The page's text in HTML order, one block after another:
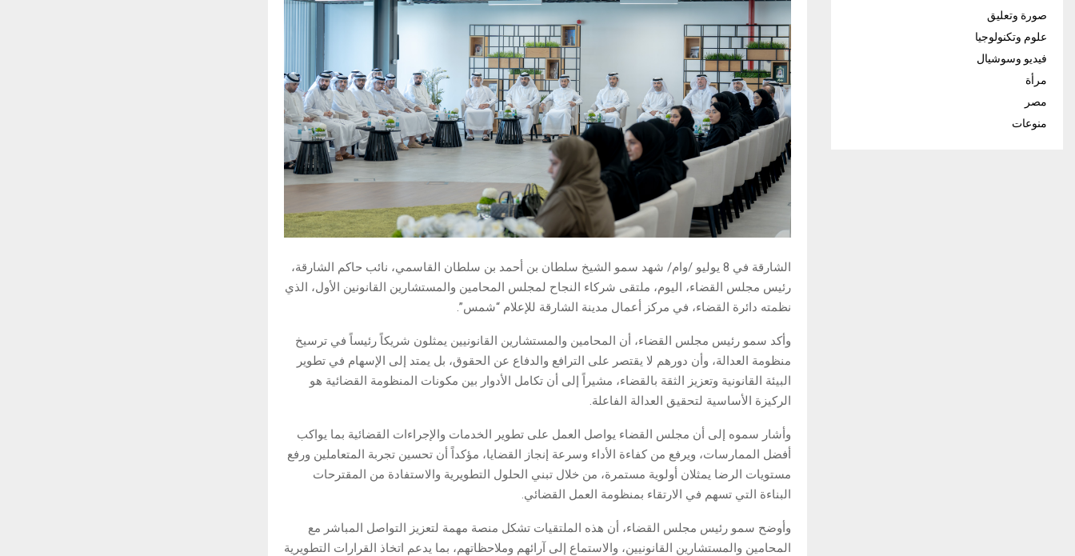
الشارقة في 8 يوليو /وام/ شهد سمو الشيخ سلطان بن أحمد بن سلطان القاسمي، نائب حاكم الشارقة،
رئيس مجلس القضاء، اليوم، ملتقى شركاء النجاح لمجلس المحامين والمستشارين القانونين الأول، الذي
نظمته دائرة القضاء، في مركز أعمال مدينة الشارقة للإعلام “شمس”.
وأكد سمو رئيس مجلس القضاء، أن المحامين والمستشارين القانونيين يمثلون شريكاً رئيساً في ترسيخ
منظومة العدالة، وأن دورهم لا يقتصر على الترافع والدفاع عن الحقوق، بل يمتد إلى الإسهام في تطوير
البيئة القانونية وتعزيز الثقة بالقضاء، مشيراً إلى أن تكامل الأدوار بين مكونات المنظومة القضائية هو
الركيزة الأساسية لتحقيق العدالة الفاعلة.
وأشار سموه إلى أن مجلس القضاء يواصل العمل على تطوير الخدمات والإجراءات القضائية بما يواكب
أفضل الممارسات، ويرفع من كفاءة الأداء وسرعة إنجاز القضايا، مؤكداً أن تحسين تجربة المتعاملين ورفع
مستويات الرضا يمثلان أولوية مستمرة، من خلال تبني الحلول التطويرية والاستفادة من المقترحات
البناءة التي تسهم في الارتقاء بمنظومة العمل القضائي.
وأوضح سمو رئيس مجلس القضاء، أن هذه الملتقيات تشكل منصة مهمة لتعزيز التواصل المباشر مع
المحامين والمستشارين القانونيين، والاستماع إلى آرائهم وملاحظاتهم، بما يدعم اتخاذ القرارات التطويرية
صورة وتعليق
علوم وتكنولوجيا
فيديو وسوشيال
مرأة
مصر
منوعات